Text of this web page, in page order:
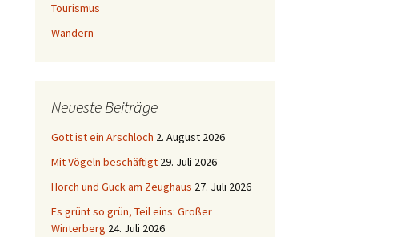
Tourismus
Wandern
Neueste Beiträge
Gott ist ein Arschloch 2. August 2026
Mit Vögeln beschäftigt 29. Juli 2026
Horch und Guck am Zeughaus 27. Juli 2026
Es grünt so grün, Teil eins: Großer
Winterberg 24. Juli 2026